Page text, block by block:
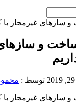
ساخت و
توسط :
و سازهای غیرمجاز